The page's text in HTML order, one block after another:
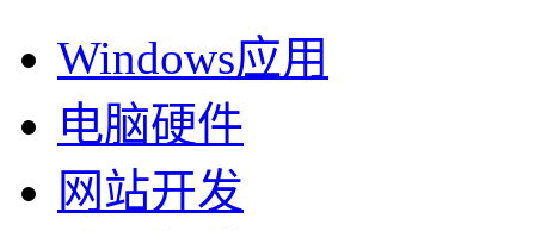
Windows应用
电脑硬件
网站开发